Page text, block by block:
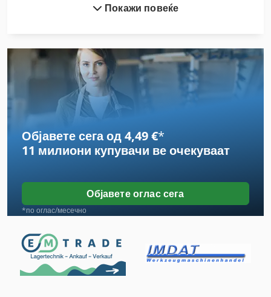
Ex Прес Центар
Hsc 20 Linear
International 433
Stavostroj Vp 200
Tak 18
Tps 330
Tur 560
Покажи повеќе
Објавете сега од 4,49 €*
11 милиони купувачи ве очекуваат
Објавете оглас сега
*по оглас/месечно